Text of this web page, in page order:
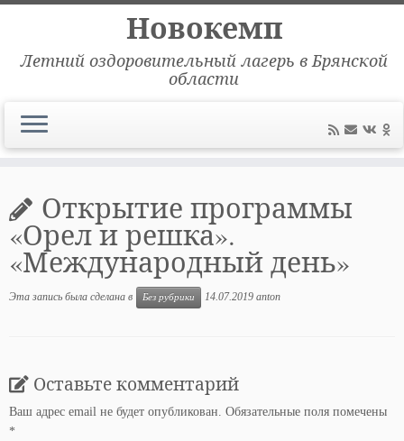
содержимому
Новокемп
Летний оздоровительный лагерь в Брянской
области
Открытие программы
«Орел и решка».
«Международный день»
Эта запись была сделана в Без рубрики 14.07.2019 anton
Оставьте комментарий
Ваш адрес email не будет опубликован. Обязательные поля помечены
*